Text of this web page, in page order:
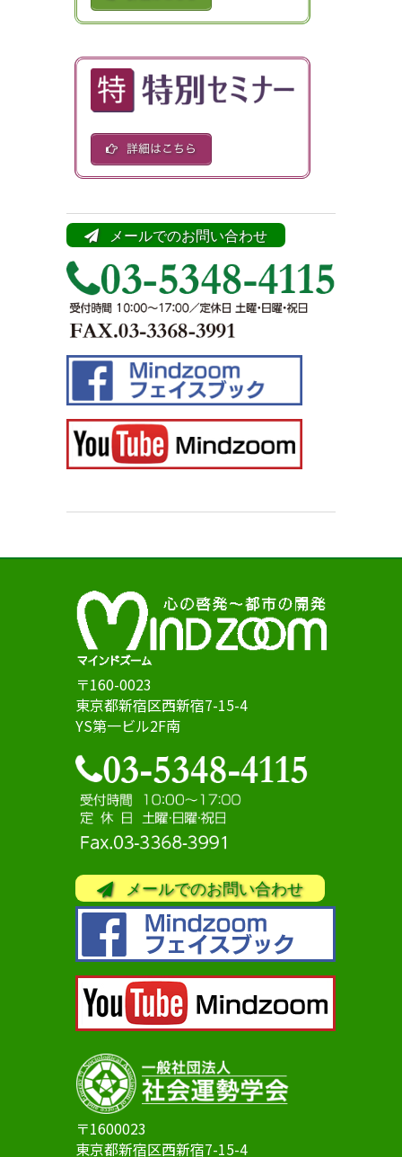
メールでのお問い合わせ
〒160-0023
東京都新宿区西新宿7-15-4
YS第一ビル2F南
メールでのお問い合わせ
〒1600023
東京都新宿区西新宿7-15-4